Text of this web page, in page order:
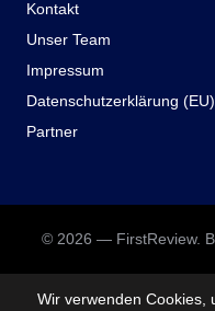
Kontakt
Unser Team
Impressum
Datenschutzerklärung (EU)
Partner
© 2026 — FirstReview.
Wir verwenden Cookies,